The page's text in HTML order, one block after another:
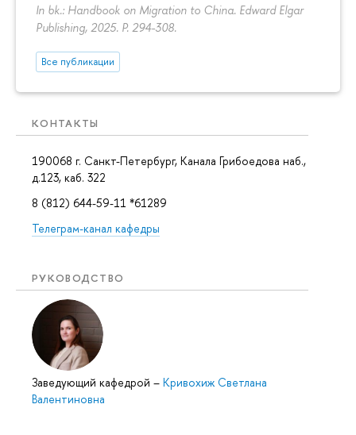
In bk.: Handbook on Migration to China. Edward Elgar
Publishing, 2025. P. 294-308.
Все публикации
КОНТАКТЫ
190068 г. Санкт-Петербург, Канала Грибоедова наб.,
д.123, каб. 322
8 (812) 644-59-11 *61289
Телеграм-канал кафедры
РУКОВОДСТВО
Заведующий кафедрой – Кривохиж Светлана
Валентиновна